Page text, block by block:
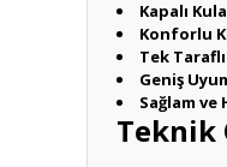
Kapalı
Konforlu
Tek
Geniş
Sağlam ve
Teknik